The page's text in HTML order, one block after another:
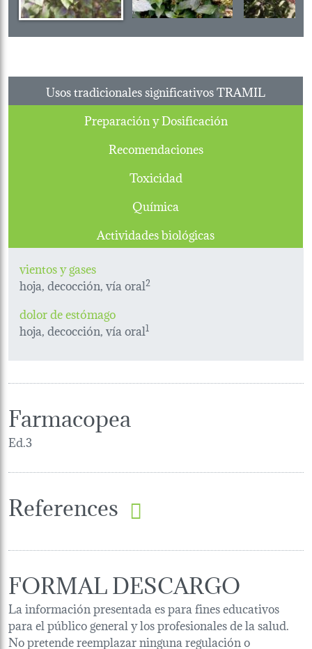
Usos tradicionales significativos TRAMIL
Preparación y Dosificación
Recomendaciones
Toxicidad
Química
Actividades biológicas
vientos y gases
hoja, decocción, vía oral2
dolor de estómago
hoja, decocción, vía oral1
Farmacopea
Ed.3
References
FORMAL DESCARGO
La información presentada es para fines educativos
para el público general y los profesionales de la salud.
No pretende reemplazar ninguna regulación o